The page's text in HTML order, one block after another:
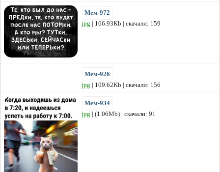
Мем-972
jpg | 166.93Kb | скачали: 159
Мем-926
jpg | 109.62Kb | скачали: 156
Мем-934
jpg | (1.06Mb) | скачали: 91